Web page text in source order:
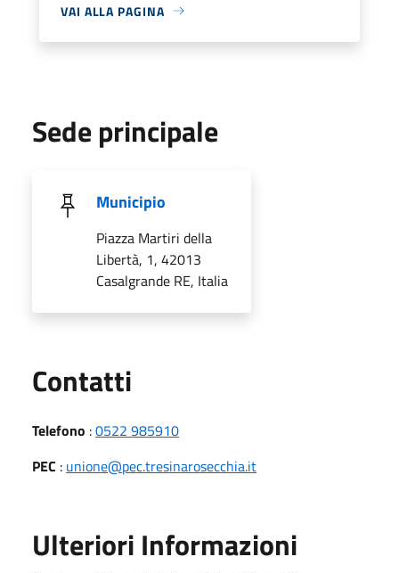
VAI ALLA PAGINA
Sede principale
Municipio
Piazza Martiri della
Libertà, 1, 42013
Casalgrande RE, Italia
Contatti
Telefono :0522 985910
PEC : unione@pec.tresinarosecchia.it
Ulteriori Informazioni